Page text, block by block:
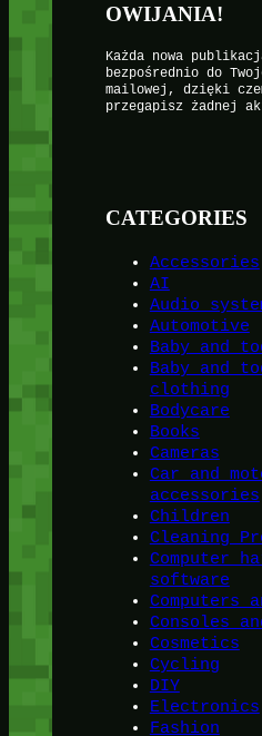
OWIJANIA!
Każda nowa
bezpośrednio do
mailowej, dzięki
przegapisz żadnej
CATEGORIES
Accessories
AI
Audio
Automotive
Baby and
Baby and
clothing
Bodycare
Books
Cameras
Car and
accessories
Children
Cleaning
Computer
software
Computers
Consoles
Cosmetics
Cycling
DIY
Electronics
Fashion